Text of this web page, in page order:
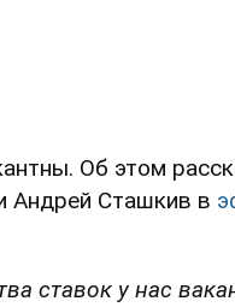
Об этом
Андрей Сташкив в
ставок у нас